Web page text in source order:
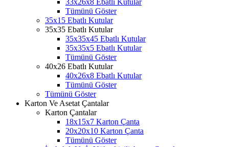
33x26x8 Ebatlı Kutular
Tümünü Göster
35x15 Ebatlı Kutular
35x35 Ebatlı Kutular
35x35x45 Ebatlı Kutular
35x35x5 Ebatlı Kutular
Tümünü Göster
40x26 Ebatlı Kutular
40x26x8 Ebatlı Kutular
Tümünü Göster
Tümünü Göster
Karton Ve Asetat Çantalar
Karton Çantalar
18x15x7 Karton Çanta
20x20x10 Karton Çanta
Tümünü Göster